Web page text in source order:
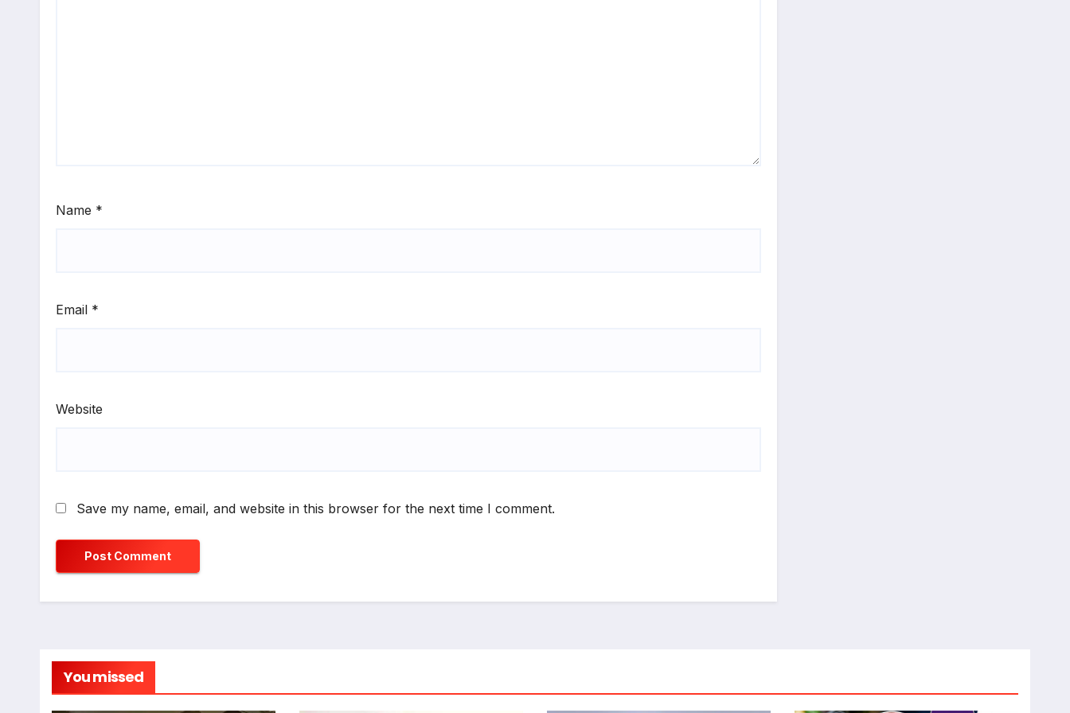
Name *
Email *
Website
Save my name, email, and website in this browser for the next time I comment.
You missed